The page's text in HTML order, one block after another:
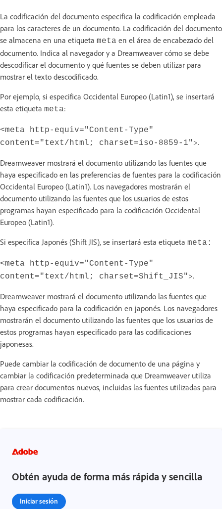
La codificación del documento especifica la codificación empleada
para los caracteres de un documento. La codificación del documento
se almacena en una etiqueta meta en el área de encabezado del
documento. Indica al navegador y a Dreamweaver cómo se debe
descodificar el documento y qué fuentes se deben utilizar para
mostrar el texto descodificado.
Por ejemplo, si especifica Occidental Europeo (Latin1), se insertará
esta etiqueta meta:
<meta http-equiv="Content-Type"
content="text/html; charset=iso-8859-1">.
Dreamweaver mostrará el documento utilizando las fuentes que
haya especificado en las preferencias de fuentes para la codificación
Occidental Europeo (Latin1). Los navegadores mostrarán el
documento utilizando las fuentes que los usuarios de estos
programas hayan especificado para la codificación Occidental
Europeo (Latin1).
Si especifica Japonés (Shift JIS), se insertará esta etiqueta meta:
<meta http-equiv="Content-Type"
content="text/html; charset=Shift_JIS">.
Dreamweaver mostrará el documento utilizando las fuentes que
haya especificado para la codificación en japonés. Los navegadores
mostrarán el documento utilizando las fuentes que los usuarios de
estos programas hayan especificado para las codificaciones
japonesas.
Puede cambiar la codificación de documento de una página y
cambiar la codificación predeterminada que Dreamweaver utiliza
para crear documentos nuevos, incluidas las fuentes utilizadas para
mostrar cada codificación.
Obtén ayuda de forma más rápida y sencilla
Iniciar sesión